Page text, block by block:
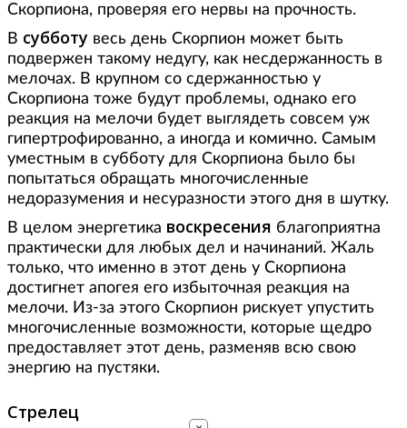
Скорпиона, проверяя его нервы на прочность.
В субботу весь день Скорпион может быть
подвержен такому недугу, как несдержанность в
мелочах. В крупном со сдержанностью у
Скорпиона тоже будут проблемы, однако его
реакция на мелочи будет выглядеть совсем уж
гипертрофированно, а иногда и комично. Самым
уместным в субботу для Скорпиона было бы
попытаться обращать многочисленные
недоразумения и несуразности этого дня в шутку.
В целом энергетика воскресения благоприятна
практически для любых дел и начинаний. Жаль
только, что именно в этот день у Скорпиона
достигнет апогея его избыточная реакция на
мелочи. Из-за этого Скорпион рискует упустить
многочисленные возможности, которые щедро
предоставляет этот день, разменяв всю свою
энергию на пустяки.
Стрелец